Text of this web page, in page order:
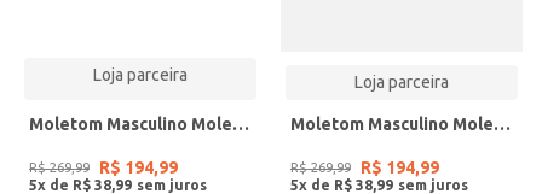
Loja parceira
Moletom Masculino Moletom Felpado Diametro Preto
R$ 269,99 R$ 194,99
5x de R$ 38 99
Loja parceira
Moletom Masculino Moletom Felpado Diametro Marrom
R$ 269,99 R$ 194,99
5x de R$ 38 99